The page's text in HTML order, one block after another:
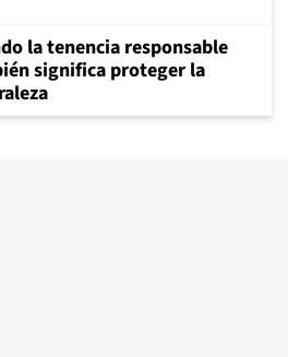
la tenencia responsable
significa proteger la